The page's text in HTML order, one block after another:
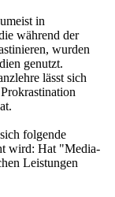
in
während der
wurden
genutzt.
lässt sich
folgende
wird: Hat "Media-
Leistungen